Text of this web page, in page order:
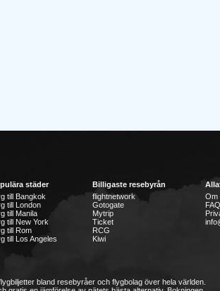
städer
till Bangkok
till London
till Manila
till New York
till Rom
till Los Angeles
Billigaste resebyrån
flightnetwork
Gotogate
Mytrip
Ticket
RCG
Kiwi
Om
FAQ
bland resebyråer och flygbolag över hela världen.